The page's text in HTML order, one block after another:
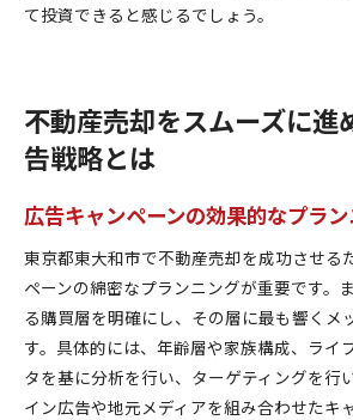
て投資できると感じるでしょう。
不動産売却をスムーズに進
告戦略とは
広告キャンペーンの効果的なプラ
東京都東大和市で不動産売却を成功させる
ペーンの綿密なプランニングが重要です。
る購買層を明確にし、その層に最も響くメ
す。具体的には、年齢層や家族構成、ライ
タを基に分析を行い、ターゲティングを行
イン広告や地元メディアを組み合わせたキ